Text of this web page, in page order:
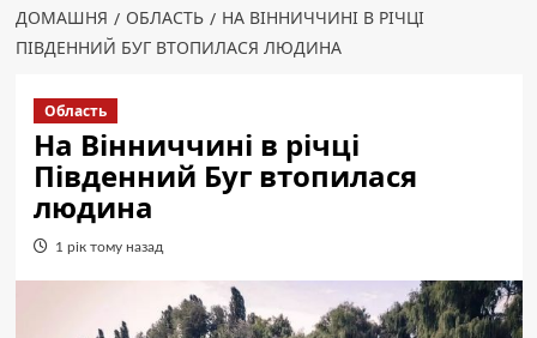
ДОМАШНЯ ОБЛАСТЬ
НА ВІННИЧЧИНІ В РІЧЦІ
ПІВДЕННИЙ БУГ ВТОПИЛАСЯ ЛЮДИНА
Область
На Вінниччині в річці
Південний Буг втопилася
людина
1 рік тому назад